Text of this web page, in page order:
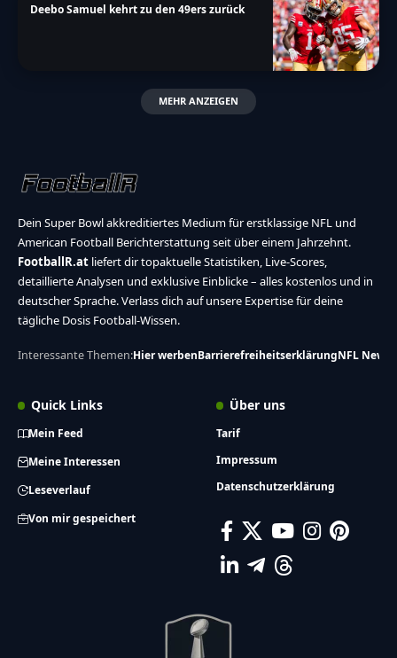
Deebo Samuel kehrt zu den 49ers zurück
MEHR ANZEIGEN
Dein Super Bowl akkreditiertes Medium für erstklassige NFL und
American Football Berichterstattung seit über einem Jahrzehnt.
FootballR.at liefert dir topaktuelle Statistiken, Live-Scores,
detaillierte Analysen und exklusive Einblicke – alles kostenlos und in
deutscher Sprache. Verlass dich auf unsere Expertise für deine
tägliche Dosis Football-Wissen.
Interessante Themen:Hier werbenBarrierefreiheitserklärungNFL News
Quick Links
Mein Feed
Meine Interessen
Leseverlauf
Von mir gespeichert
Über uns
Tarif
Impressum
Datenschutzerklärung